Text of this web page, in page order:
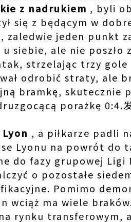
z nadrukiem , byli
się z będącym w
zaledwie jeden punkt
siebie, ale nie poszło
strzelając trzy gole
odrobić straty, ale
bramkę, skutecznie
porażkę 0:4.
, a piłkarze padli
Lyonu na powrót do
do fazy grupowej Ligi
o pozostałe
Pomimo
wciąż ma wiele
rynku transferowym,